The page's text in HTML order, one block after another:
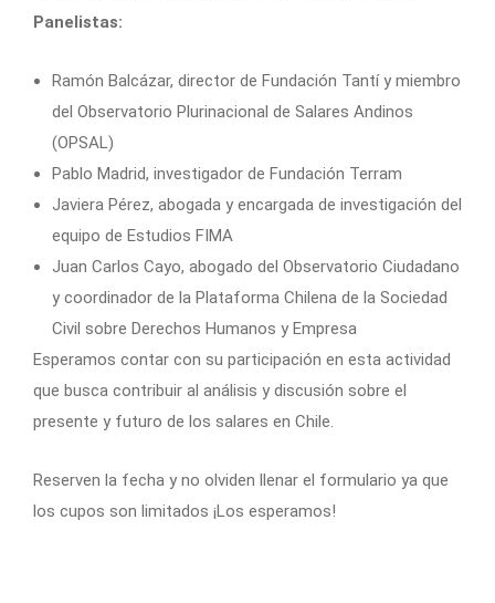
Panelistas:
Ramón Balcázar, director de Fundación Tantí y miembro
del Observatorio Plurinacional de Salares Andinos
(OPSAL)
Pablo Madrid, investigador de Fundación Terram
Javiera Pérez, abogada y encargada de investigación del
equipo de Estudios FIMA
Juan Carlos Cayo, abogado del Observatorio Ciudadano
y coordinador de la Plataforma Chilena de la Sociedad
Civil sobre Derechos Humanos y Empresa
Esperamos contar con su participación en esta actividad
que busca contribuir al análisis y discusión sobre el
presente y futuro de los salares en Chile.
Reserven la fecha y no olviden llenar el formulario ya que
los cupos son limitados ¡Los esperamos!